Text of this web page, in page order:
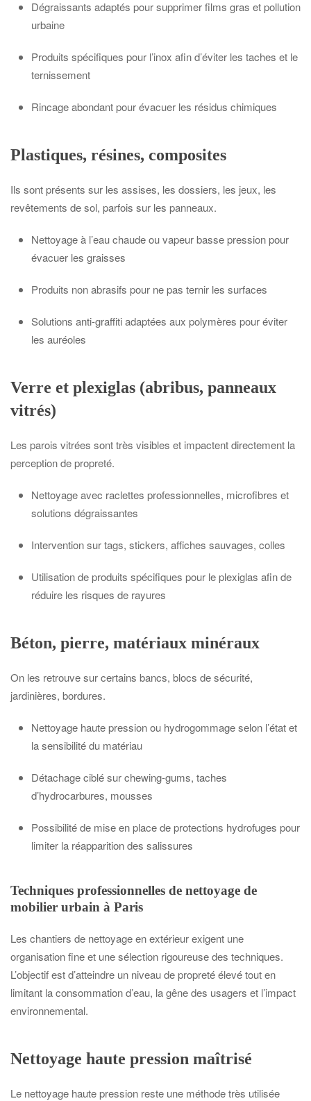
Dégraissants adaptés pour supprimer films gras et pollution
urbaine
Produits spécifiques pour l’inox afin d’éviter les taches et le
ternissement
Rincage abondant pour évacuer les résidus chimiques
Plastiques, résines, composites
Ils sont présents sur les assises, les dossiers, les jeux, les
revêtements de sol, parfois sur les panneaux.
Nettoyage à l’eau chaude ou vapeur basse pression pour
évacuer les graisses
Produits non abrasifs pour ne pas ternir les surfaces
Solutions anti-graffiti adaptées aux polymères pour éviter
les auréoles
Verre et plexiglas (abribus, panneaux
vitrés)
Les parois vitrées sont très visibles et impactent directement la
perception de propreté.
Nettoyage avec raclettes professionnelles, microfibres et
solutions dégraissantes
Intervention sur tags, stickers, affiches sauvages, colles
Utilisation de produits spécifiques pour le plexiglas afin de
réduire les risques de rayures
Béton, pierre, matériaux minéraux
On les retrouve sur certains bancs, blocs de sécurité,
jardinières, bordures.
Nettoyage haute pression ou hydrogommage selon l’état et
la sensibilité du matériau
Détachage ciblé sur chewing-gums, taches
d’hydrocarbures, mousses
Possibilité de mise en place de protections hydrofuges pour
limiter la réapparition des salissures
Techniques professionnelles de nettoyage de
mobilier urbain à Paris
Les chantiers de nettoyage en extérieur exigent une
organisation fine et une sélection rigoureuse des techniques.
L’objectif est d’atteindre un niveau de propreté élevé tout en
limitant la consommation d’eau, la gêne des usagers et l’impact
environnemental.
Nettoyage haute pression maîtrisé
Le nettoyage haute pression reste une méthode très utilisée